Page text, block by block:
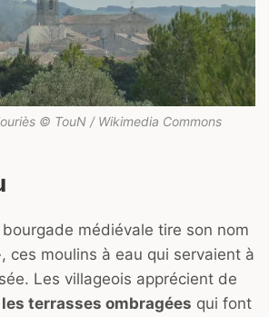
© TouN / Wikimedia Commons
médiévale tire son nom
ces moulins à eau qui servaient à
Les villageois apprécient de
terrasses ombragées qui font